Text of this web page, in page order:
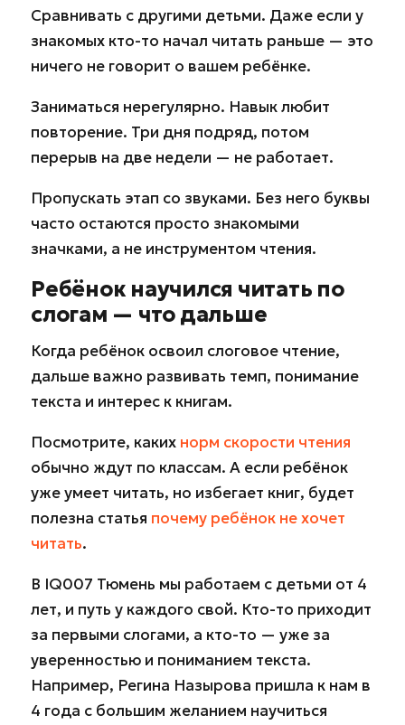
Сравнивать с другими детьми. Даже если у
знакомых кто-то начал читать раньше — это
ничего не говорит о вашем ребёнке.
Заниматься нерегулярно. Навык любит
повторение. Три дня подряд, потом
перерыв на две недели — не работает.
Пропускать этап со звуками. Без него буквы
часто остаются просто знакомыми
значками, а не инструментом чтения.
Ребёнок научился читать по
слогам — что дальше
Когда ребёнок освоил слоговое чтение,
дальше важно развивать темп, понимание
текста и интерес к книгам.
Посмотрите, каких норм скорости чтения
обычно ждут по классам. А если ребёнок
уже умеет читать, но избегает книг, будет
полезна статья почему ребёнок не хочет
читать.
В IQ007 Тюмень мы работаем с детьми от 4
лет, и путь у каждого свой. Кто-то приходит
за первыми слогами, а кто-то — уже за
уверенностью и пониманием текста.
Например, Регина Назырова пришла к нам в
4 года с большим желанием научиться